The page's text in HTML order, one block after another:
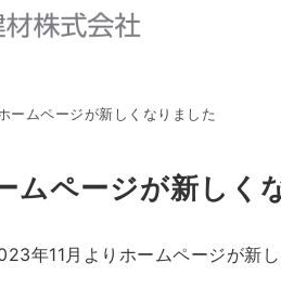
ームページが新しくなりました
ムページが新しく
年11月よりホームページが新し